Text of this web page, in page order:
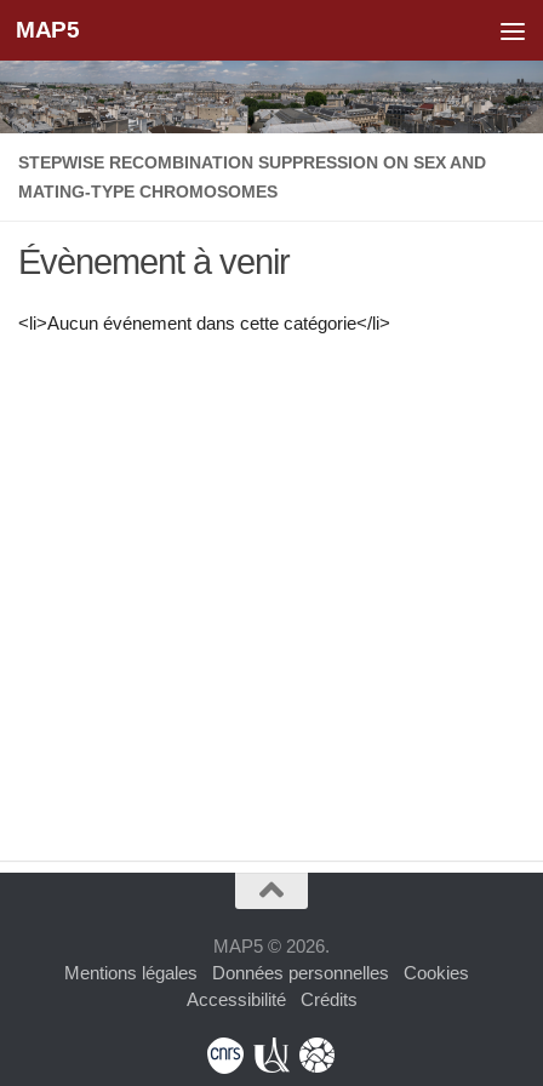
Skip to content
MAP5
STEPWISE RECOMBINATION SUPPRESSION ON SEX AND
MATING-TYPE CHROMOSOMES
Évènement à venir
<li>Aucun événement dans cette catégorie</li>
MAP5 © 2026.
Mentions légales
Données personnelles
Cookies
Accessibilité
Crédits